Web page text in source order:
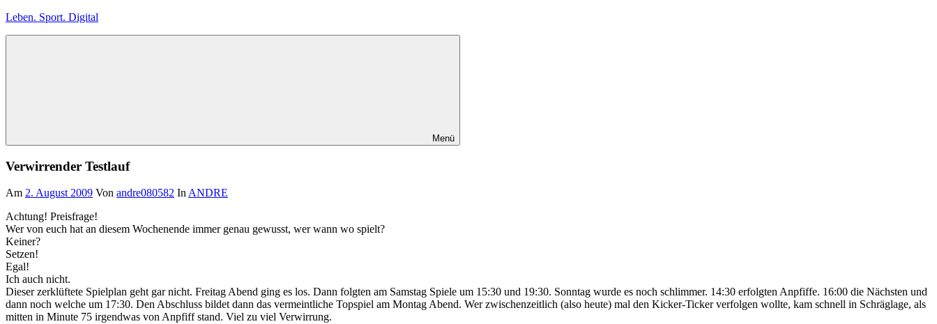
Zum
Leben. Sport. Digital
Menü
Verwirrender Testlauf
Am 2. August 2009 Von andre080582 InANDRE
Achtung! Preisfrage!
Wer von euch hat an diesem Wochenende immer genau gewusst, wer wann wo spielt?
Keiner?
Setzen!
Egal!
Ich auch nicht.
Dieser zerklüftete Spielplan geht gar nicht. Freitag Abend ging es los. Dann folgten am Samstag Spiele um 15:30 und 19:30. Sonntag wurde es noch schlimmer. 14:30 erfolgten Anpfiffe. 16:00 die Nächsten und
dann noch welche um 17:30. Den Abschluss bildet dann das vermeintliche Topspiel am Montag Abend. Wer zwischenzeitlich (also heute) mal den Kicker-Ticker verfolgen wollte, kam schnell in Schräglage, als
mitten in Minute 75 irgendwas von Anpfiff stand. Viel zu viel Verwirrung.